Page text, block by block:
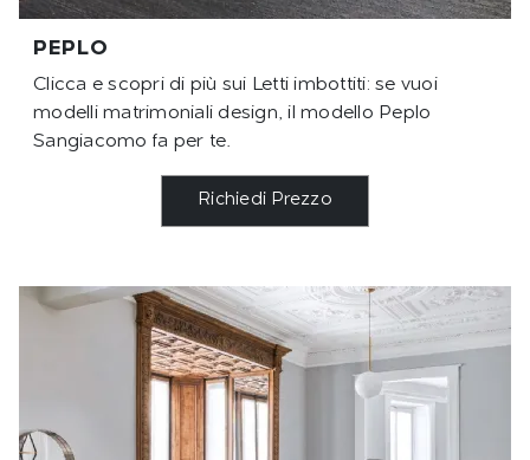
PEPLO
Clicca e scopri di più sui Letti imbottiti: se vuoi
modelli matrimoniali design, il modello Peplo
Sangiacomo fa per te.
Richiedi Prezzo